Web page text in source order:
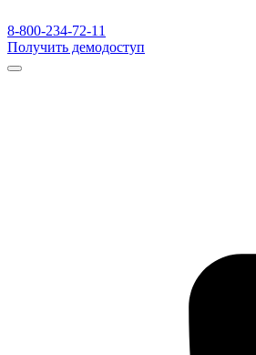
8-800-234-72-11
Получить демодоступ